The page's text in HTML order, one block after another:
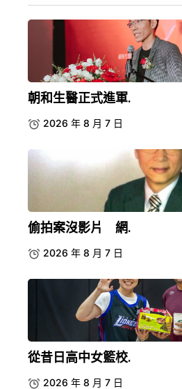
朝和生醫正式進軍.
2026 年 8 月 7 日
偷拍案沒影片 網.
2026 年 8 月 7 日
從昔日高中女籃校.
2026 年 8 月 7 日